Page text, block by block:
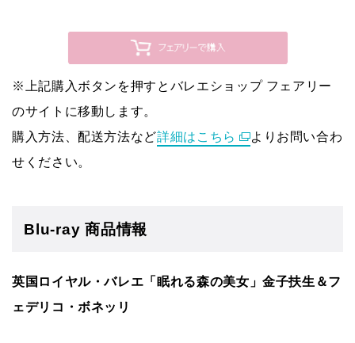
※上記購入ボタンを押すとバレエショップ フェアリー
のサイトに移動します。
購入方法、配送方法など詳細はこちら
よりお問い合わ
せください。
Blu-ray 商品情報
英国ロイヤル・バレエ「眠れる森の美女」金子扶生＆フ
ェデリコ・ボネッリ